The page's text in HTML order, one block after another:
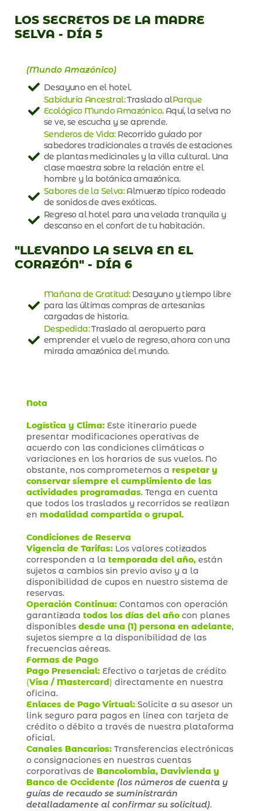
LOS SECRETOS DE LA MADRE
SELVA - DÍA 5
(Mundo Amazónico)
Desayuno en el hotel.
Sabiduría Ancestral:Traslado alParque
Ecológico Mundo Amazónico. Aquí, la selva no
se ve, se escucha y se aprende.
Senderos de Vida:Recorrido guiado por
sabedores tradicionales a través de estaciones
de plantas medicinales y la villa cultural. Una
clase maestra sobre la relación entre el
hombre y la botánica amazónica.
Sabores de la Selva:Almuerzo típico rodeado
de sonidos de aves exóticas.
Regreso al hotel para una velada tranquila y
descanso en el confort de tu habitación.
"LLEVANDO LA SELVA EN EL
CORAZÓN" - DÍA 6
Mañana de Gratitud:Desayuno y tiempo libre
para las últimas compras de artesanías
cargadas de historia.
Despedida:Traslado al aeropuerto para
emprender el vuelo de regreso, ahora con una
mirada amazónica del mundo.
Nota
Logística y Clima: Este itinerario puede
presentar modificaciones operativas de
acuerdo con las condiciones climáticas o
variaciones en los horarios de sus vuelos. No
obstante, nos comprometemos a respetar y
conservar siempre el cumplimiento de las
actividades programadas. Tenga en cuenta
que todos los traslados y recorridos se realizan
en modalidad compartida o grupal.
Condiciones de Reserva
Vigencia de Tarifas: Los valores cotizados
corresponden a la temporada del año, están
sujetos a cambios sin previo aviso y a la
disponibilidad de cupos en nuestro sistema de
reservas.
Operación Continua: Contamos con operación
garantizada todos los días del año con planes
disponibles desde una (1) persona en adelante,
sujetos siempre a la disponibilidad de las
frecuencias aéreas.
Formas de Pago
Pago Presencial: Efectivo o tarjetas de crédito
(Visa / Mastercard) directamente en nuestra
oficina.
Enlaces de Pago Virtual: Solicite a su asesor un
link seguro para pagos en línea con tarjeta de
crédito o débito a través de nuestra plataforma
oficial.
Canales Bancarios: Transferencias electrónicas
o consignaciones en nuestras cuentas
corporativas de Bancolombia, Davivienda y
Banco de Occidente (los números de cuenta y
guías de recaudo se suministrarán
detalladamente al confirmar su solicitud).